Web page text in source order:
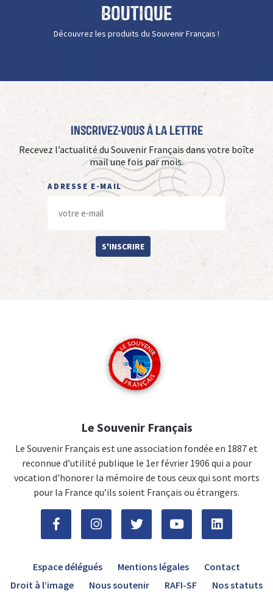
Boutique
Découvrez les produits du Souvenir Français !
Inscrivez-vous à La Lettre
Recevez l’actualité du Souvenir Français dans votre boîte
mail une fois par mois.
ADRESSE E-MAIL
S'INSCRIRE
Le Souvenir Français
Le Souvenir Français est une association fondée en 1887 et
reconnue d’utilité publique le 1er février 1906 qui a pour
vocation d'honorer la mémoire de tous ceux qui sont morts
pour la France qu’ils soient Français ou étrangers.
Espace délégués Mentions légales
Contact
Droit à l’image
Nous soutenir RAFI-SF Nos statuts